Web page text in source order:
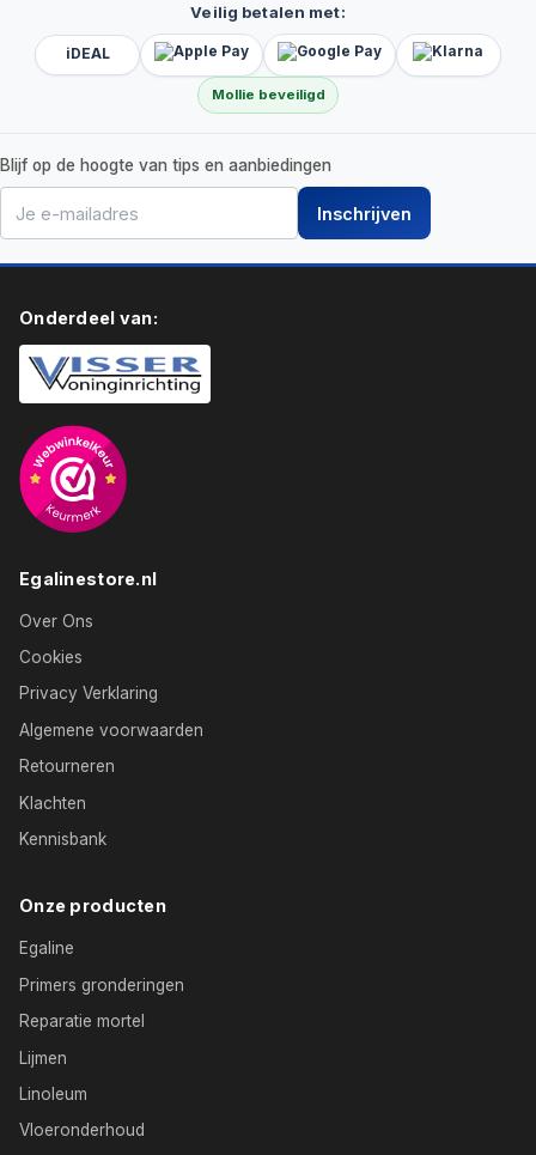
Veilig betalen met:
iDEAL
Mollie beveiligd
Blijf op de hoogte van tips en aanbiedingen
Inschrijven
Onderdeel van:
Egalinestore.nl
Over Ons
Cookies
Privacy Verklaring
Algemene voorwaarden
Retourneren
Klachten
Kennisbank
Onze producten
Egaline
Primers gronderingen
Reparatie mortel
Lijmen
Linoleum
Vloeronderhoud